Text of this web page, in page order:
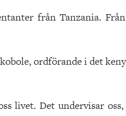
från Tanzania.
ordförande i det
livet. Det undervisar